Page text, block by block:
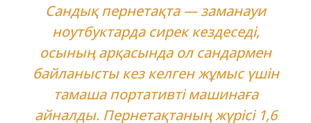
Сандық пернетақта — заманауи
ноутбуктарда сирек кездеседі,
осының арқасында ол сандармен
байланысты кез келген жұмыс үшін
тамаша портативті машинаға
айналды. Пернетақтаның жүрісі 1,6